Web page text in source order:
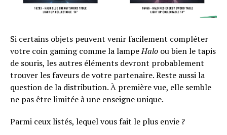
Si certains objets peuvent venir facilement compléter
votre coin gaming comme la lampeHalo ou bien le tapis
de souris, les autres éléments devront probablement
trouver les faveurs de votre partenaire. Reste aussi la
question de la distribution. À première vue, elle semble
ne pas être limitée à une enseigne unique.
Parmi ceux listés, lequel vous fait le plus envie ?